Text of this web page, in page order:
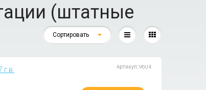
(штатные
Сортировать
Артикул: 9604